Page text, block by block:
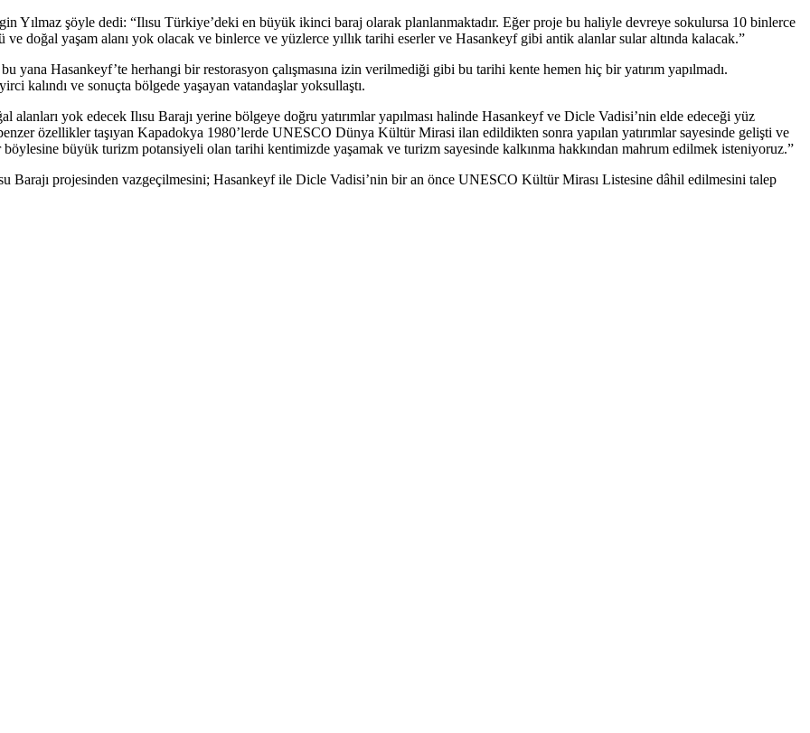
Yılmaz şöyle dedi: “Ilısu Türkiye’deki en büyük ikinci baraj olarak planlanmaktadır. Eğer proje bu haliyle devreye sokulursa 10 binlerce
doğal yaşam alanı yok olacak ve binlerce ve yüzlerce yıllık tarihi eserler ve Hasankeyf gibi antik alanlar sular altında kalacak.”
yana Hasankeyf’te herhangi bir restorasyon çalışmasına izin verilmediği gibi bu tarihi kente hemen hiç bir yatırım yapılmadı.
kalındı ve sonuçta bölgede yaşayan vatandaşlar yoksullaştı.
yok edecek Ilısu Barajı yerine bölgeye doğru yatırımlar yapılması halinde Hasankeyf ve Dicle Vadisi’nin elde edeceği yüz
özellikler taşıyan Kapadokya 1980’lerde UNESCO Dünya Kültür Mirasi ilan edildikten sonra yapılan yatırımlar sayesinde gelişti ve
büyük turizm potansiyeli olan tarihi kentimizde yaşamak ve turizm sayesinde kalkınma hakkından mahrum edilmek isteniyoruz.”
Barajı projesinden vazgeçilmesini; Hasankeyf ile Dicle Vadisi’nin bir an önce UNESCO Kültür Mirası Listesine dâhil edilmesini talep